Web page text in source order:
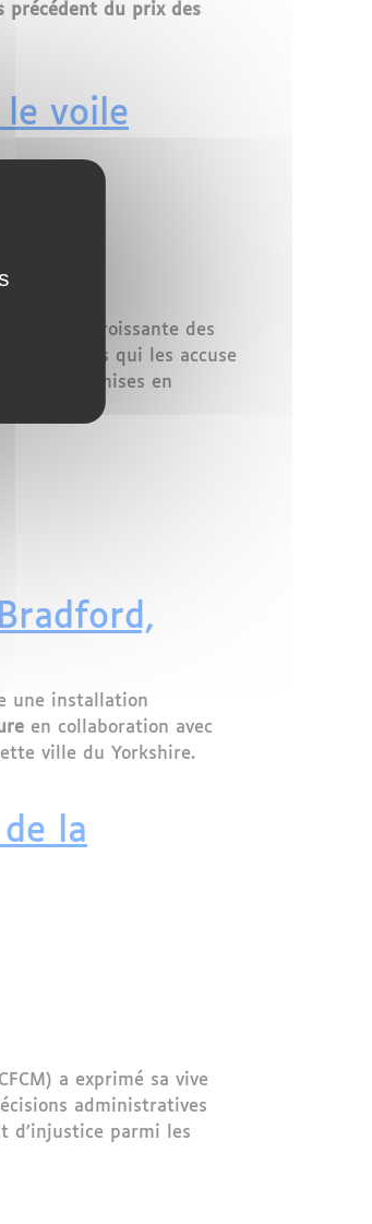
précédent du prix des
voile
croissante des
discours qui les accuse
sont remises en
une installation
en collaboration avec
ville du Yorkshire.
la
a exprimé sa vive
administratives
d’injustice parmi les